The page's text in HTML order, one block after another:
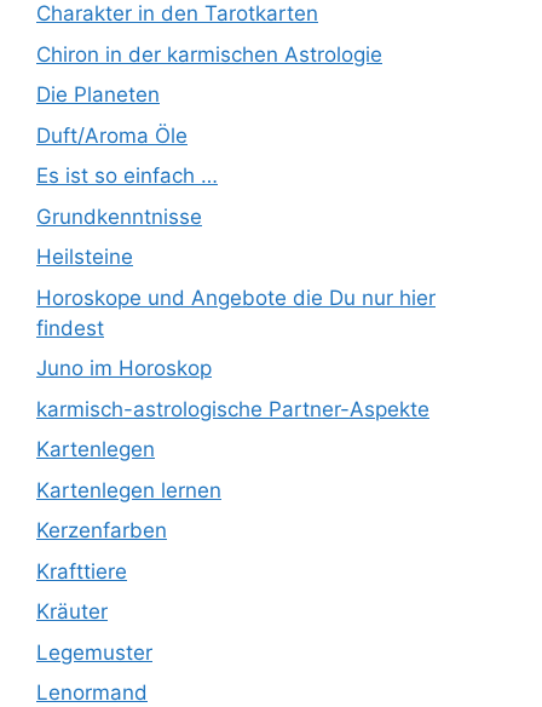
Charakter in den Tarotkarten
Chiron in der karmischen Astrologie
Die Planeten
Duft/Aroma Öle
Es ist so einfach …
Grundkenntnisse
Heilsteine
Horoskope und Angebote die Du nur hier
findest
Juno im Horoskop
karmisch-astrologische Partner-Aspekte
Kartenlegen
Kartenlegen lernen
Kerzenfarben
Krafttiere
Kräuter
Legemuster
Lenormand